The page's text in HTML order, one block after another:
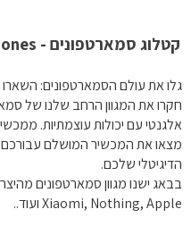
קטלוג סמארטפונים - Smartphones
גלו את עולם הסמארטפונים: השארו
חקרו את המגוון הרחב שלנו של
אלגנטי עם יכולות עוצמתיות.
מצאו את המכשיר המושלם עבורכם,
הדיגיטלי שלכם.
Xiaomi, Nothing, Apple ועוד..